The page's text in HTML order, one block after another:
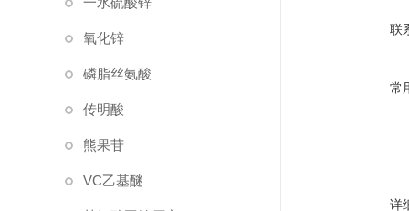
氧化锌
磷脂丝氨酸
传明酸
熊果苷
VC乙基醚
联
常
详